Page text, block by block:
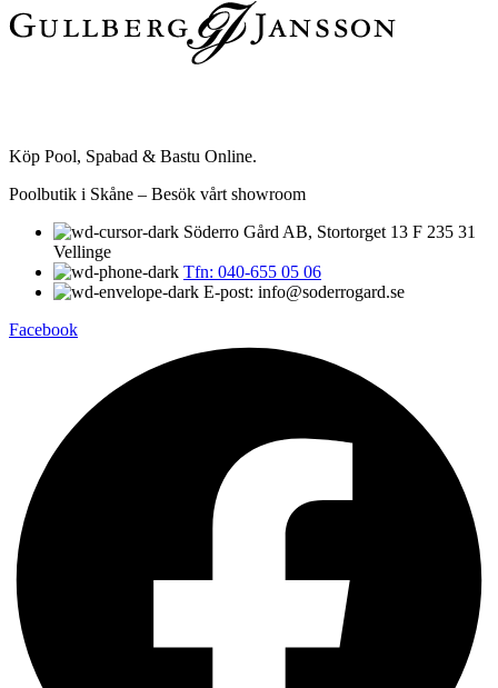
Köp Pool, Spabad & Bastu Online.
Poolbutik i Skåne – Besök vårt showroom
Söderro Gård AB, Stortorget 13 F 235 31
Vellinge
Tfn: 040-655 05 06
E-post: info@soderrogard.se
Facebook